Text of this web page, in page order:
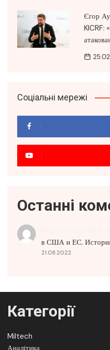
Єгор
KICRF:
Соціальні мережі
Останні
в США и ЕС.
21.08.2022
Категорії
Miltech